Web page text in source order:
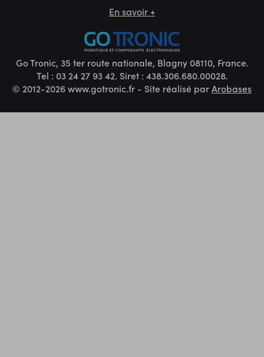
En savoir +
Go Tronic, 35 ter route nationale, Blagny 08110, France.
Tel : 03 24 27 93 42. Siret : 438.306.680.00028.
© 2012-2026 www.gotronic.fr - Site réalisé parArobases